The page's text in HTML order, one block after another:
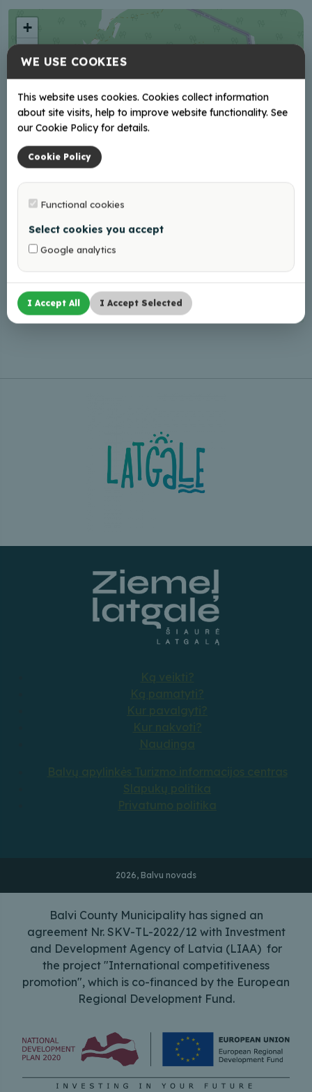
+
−
Ką veikti?
Ką pamatyti?
Kur pavalgyti?
Kur nakvoti?
Naudinga
Balvų apylinkės Turizmo informacijos centras
Slapukų politika
Privatumo politika
2026, Balvu novads
Balvi County Municipality has signed an
agreement Nr. SKV-TL-2022/12 with Investment
and Development Agency of Latvia (LIAA) for
the project "International competitiveness
promotion", which is co-financed by the European
Regional Development Fund.
WE USE COOKIES
This website uses cookies. Cookies collect information
about site visits, help to improve website functionality. See
our Cookie Policy for details.
Cookie Policy
Functional cookies
Select cookies you accept
Google analytics
I Accept All I Accept Selected